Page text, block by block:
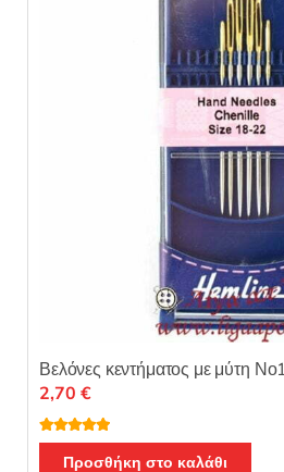
Βελόνες κεντήματος με μύτη
Βαθμολογή
θηκε με 5.00
2,70 €
Προσθήκη στο καλάθι